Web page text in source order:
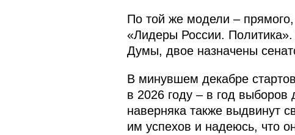
По той же модели – прямого,
«Лидеры России. Политика».
Думы, двое назначены
В минувшем декабре
в 2026 году – в год выборов
наверняка также выдвинут
им успехов и надеюсь, что